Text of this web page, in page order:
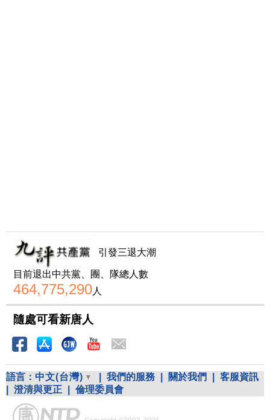
引發三退大潮
目前退出中共黨、團、隊總人數
464,775,290人
隨處可看新唐人
語言： 中文(台灣) 我們的服務 關於我們
客服資訊
澄清與更正 倫理委員會